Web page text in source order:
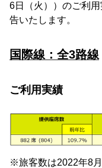
6日（火））のご利
告いたします。
国際線：全3路線
ご利用実績
※旅客数は2022年8